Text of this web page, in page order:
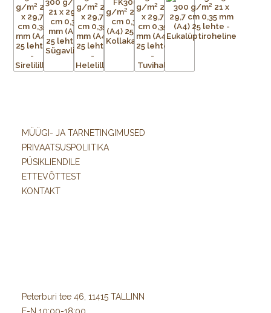
MÜÜGI- JA TARNETINGIMUSED
PRIVAATSUSPOLIITIKA
PÜSIKLIENDILE
ETTEVÕTTEST
KONTAKT
Peterburi tee 46, 11415 TALLINN